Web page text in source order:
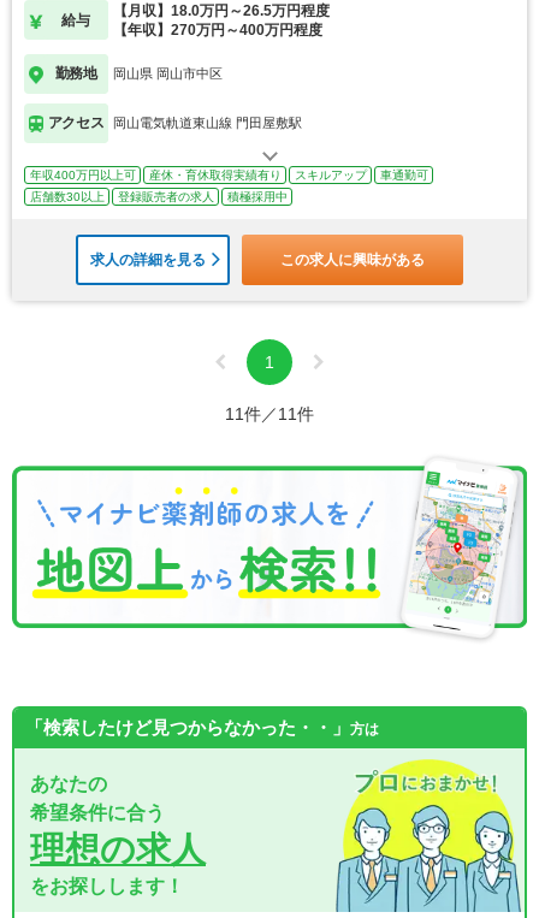
給与
【月収】18.0万円～26.5万円程度
【年収】270万円～400万円程度
勤務地 岡山県 岡山市中区
アクセス 岡山電気軌道東山線 門田屋敷駅
年収400万円以上可 産休・育休取得実績有り スキルアップ
車通勤可
店舗数30以上
登録販売者の求人 積極採用中
求人の詳細を見る この求人に興味がある
1
11件／11件
「検索したけど見つからなかった・・」 方は
あなたの
希望条件に合う
理想の求人
をお探しします！